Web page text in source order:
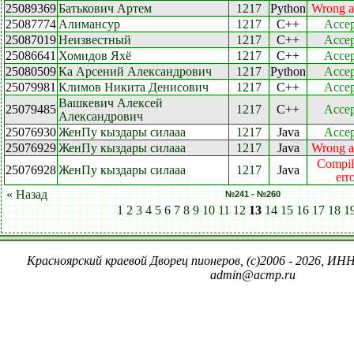
25089369Батькович Артем 1217 Python Wrong
25087774 Алимансур 1217 C++
25087019Неизвестный 1217 C++
25086641 Хомидов Яхё 1217 C++
25080509Ка Арсений Александрович 1217 Python
25079981 Климов Никита Денисович 1217 C++
25079485Вашкевич Алексей
Александрович
1217 C++
25076930ЖенПу кыздары силааа 1217 Java
25076929ЖенПу кыздары силааа 1217 Java
Wrong
25076928ЖенПу кыздары силааа 1217 Java
« Назад
№241 - №260
1 2 3 4 5 6 7 8 9 10 11 12 13 14 15 16 17 18
Красноярский краевой Дворец пионеров, (c)2006 - 2026,
admin@acmp.ru